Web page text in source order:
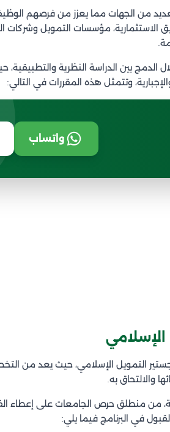
من الجهات مما يعزز من فرصهم
الاستثمارية، مؤسسات التمويل وشركات
الدمج بين الدراسة النظرية والتطبيقية،
وتتمثل هذه المقررات في التالي:
واتساب
التمويل الإسلامي، حيث يعد من
والالتحاق به.
من منطلق حرص الجامعات على إعطاء
في البرنامج فيما يلي: